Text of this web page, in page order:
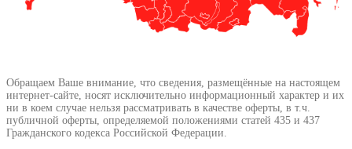
Обращаем Ваше внимание, что сведения, размещённые на настоящем
интернет-сайте, носят исключительно информационный характер и их
ни в коем случае нельзя рассматривать в качестве оферты, в т.ч.
публичной оферты, определяемой положениями статей 435 и 437
Гражданского кодекса Российской Федерации.